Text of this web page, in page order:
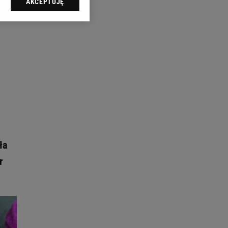
sp. z o.o., jej
swoje preferencje
celów identyfikacji.